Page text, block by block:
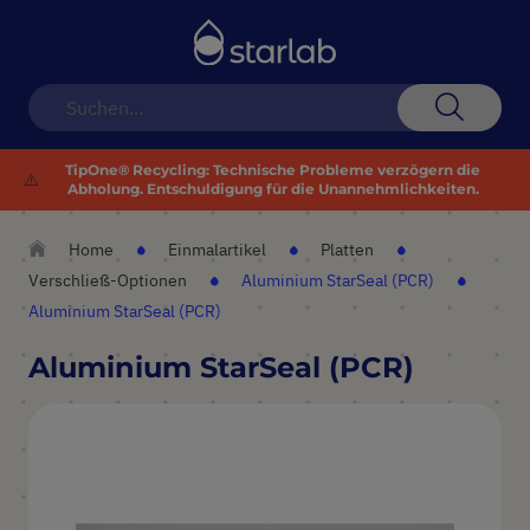
⚠️
TipOne® Recycling: Technische Probleme verzögern die
Abholung. Entschuldigung für die Unannehmlichkeiten.
Home Einmalartikel
Platten
Verschließ-Optionen
Aluminium StarSeal (PCR)
Aluminium StarSeal (PCR)
Aluminium StarSeal (PCR)